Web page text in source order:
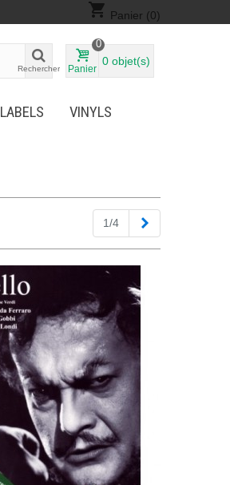
shopping_cart Panier (0)
Rechercher Panier
0
0 objet(s)
LABELS
VINYLS
1/4